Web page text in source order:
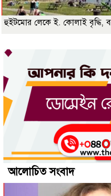
হুইটমোর লেকে ই. কোলাই বৃদ্ধি,
আলোচিত সংবাদ